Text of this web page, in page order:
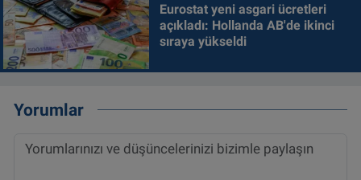
Eurostat yeni asgari ücretleri
açıkladı: Hollanda AB'de ikinci
sıraya yükseldi
Yorumlar